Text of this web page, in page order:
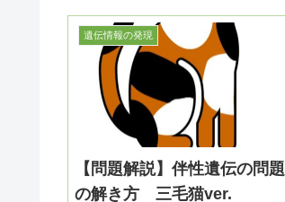
遺伝情報の発現
【問題解説】伴性遺伝の問題
の解き方 三毛猫ver.